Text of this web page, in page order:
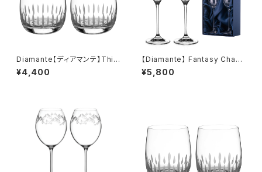
Diamante【ディアマンテ】Thin
Stripes シンストライプ タンブ
ラー ロックグラス ペアセット
¥4,400
【Diamante】 Fantasy Cham
p.Flute S/2 Excellence 【デ
ィアマンテ】ファンタジー シャ
¥5,800